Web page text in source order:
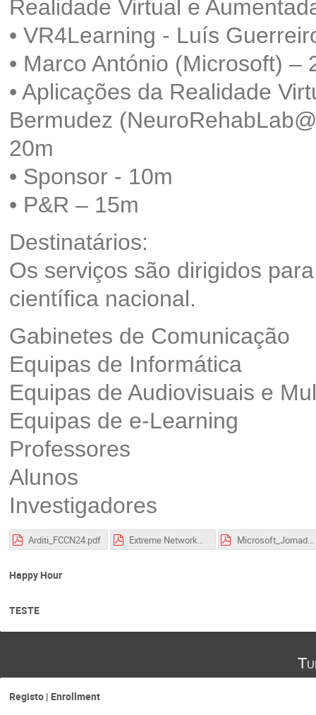
Realidade Virtual e
• VR4Learning - Luís
• Marco António (Microsoft) –
• Aplicações da Realidade
Bermudez
20m
• Sponsor - 10m
• P&R – 15m
Destinatários:
Os serviços são dirigidos
científica nacional.
Gabinetes de Comunicação
Equipas de Informática
Equipas de Audiovisuais e
Equipas de e-Learning
Professores
Alunos
Investigadores
Arditi_FCCN24.pdf Extreme Networks Presentation - FCCN2024.pdf Microsoft_JornadasFCCN_MixedReality_madasi_v01.pdf
Happy Hour
TESTE
Registo | Enrollment